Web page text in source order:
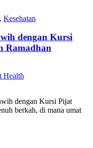
, Kesehatan
dengan Kursi
Ramadhan
Health
dengan Kursi Pijat
berkah, di mana umat